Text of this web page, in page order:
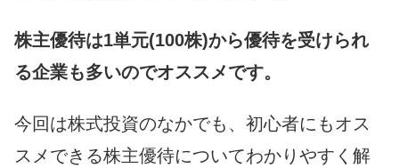
株主優待は1単元(100株)から優待を受けられ
る企業も多いのでオススメです。
今回は株式投資のなかでも、初心者にもオス
スメできる株主優待についてわかりやすく解